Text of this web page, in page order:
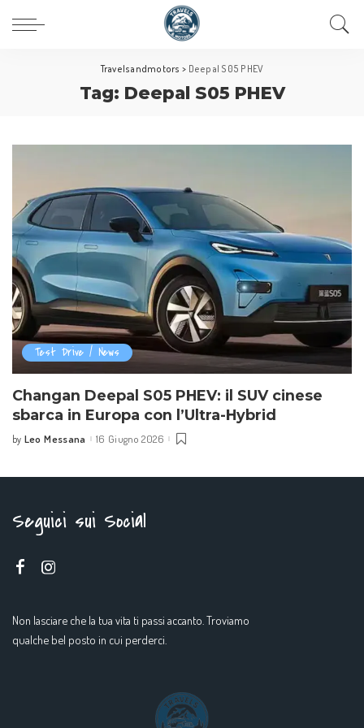
Travelsandmotors > Deepal S05 PHEV
Tag: Deepal S05 PHEV
Test Drive / News
Changan Deepal S05 PHEV: il SUV cinese
sbarca in Europa con l’Ultra-Hybrid
by Leo Messana 16 Giugno 2026
Seguici sui Social
Non lasciare che la tua vita ti passi accanto. Troviamo
qualche bel posto in cui perderci.